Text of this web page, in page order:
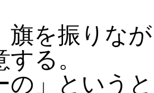
旗を振りな
る。
の」という